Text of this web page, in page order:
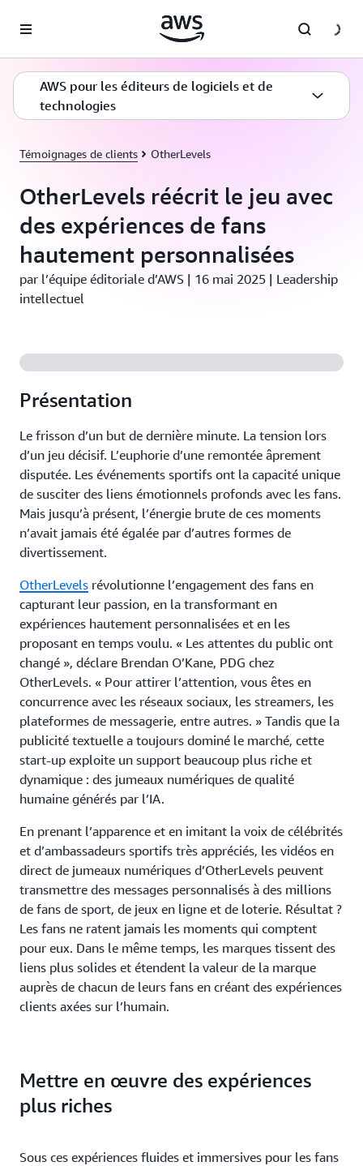
AWS pour les éditeurs de logiciels et de
technologies
Témoignages de clients OtherLevels
OtherLevels réécrit le jeu avec
des expériences de fans
hautement personnalisées
par l’équipe éditoriale d’AWS | 16 mai 2025 | Leadership
intellectuel
Présentation
Le frisson d’un but de dernière minute. La tension lors
d’un jeu décisif. L’euphorie d’une remontée âprement
disputée. Les événements sportifs ont la capacité unique
de susciter des liens émotionnels profonds avec les fans.
Mais jusqu’à présent, l’énergie brute de ces moments
n’avait jamais été égalée par d’autres formes de
divertissement.
OtherLevels révolutionne l’engagement des fans en
capturant leur passion, en la transformant en
expériences hautement personnalisées et en les
proposant en temps voulu. « Les attentes du public ont
changé », déclare Brendan O’Kane, PDG chez
OtherLevels. « Pour attirer l’attention, vous êtes en
concurrence avec les réseaux sociaux, les streamers, les
plateformes de messagerie, entre autres. » Tandis que la
publicité textuelle a toujours dominé le marché, cette
start-up exploite un support beaucoup plus riche et
dynamique : des jumeaux numériques de qualité
humaine générés par l’IA.
En prenant l’apparence et en imitant la voix de célébrités
et d’ambassadeurs sportifs très appréciés, les vidéos en
direct de jumeaux numériques d’OtherLevels peuvent
transmettre des messages personnalisés à des millions
de fans de sport, de jeux en ligne et de loterie. Résultat ?
Les fans ne ratent jamais les moments qui comptent
pour eux. Dans le même temps, les marques tissent des
liens plus solides et étendent la valeur de la marque
auprès de chacun de leurs fans en créant des expériences
clients axées sur l’humain.
Mettre en œuvre des expériences
plus riches
Sous ces expériences fluides et immersives pour les fans